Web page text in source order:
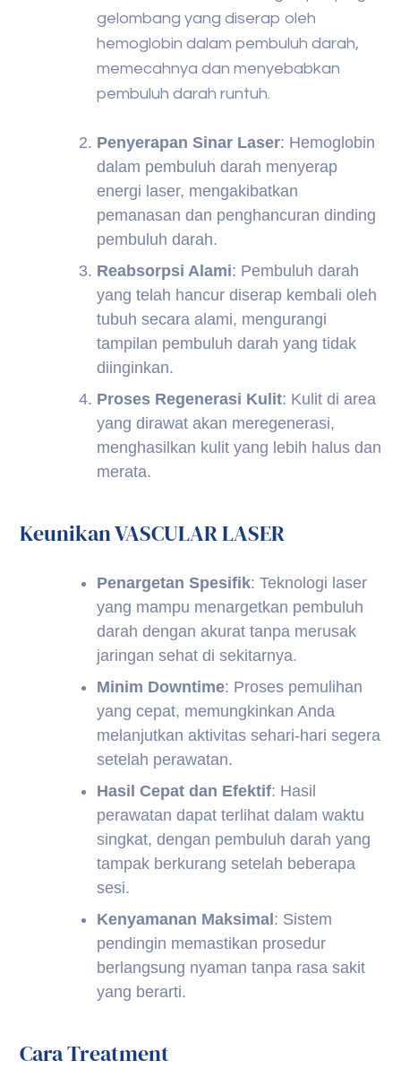
gelombang yang diserap oleh
hemoglobin dalam pembuluh darah,
memecahnya dan menyebabkan
pembuluh darah runtuh.
Penyerapan Sinar Laser: Hemoglobin
dalam pembuluh darah menyerap
energi laser, mengakibatkan
pemanasan dan penghancuran dinding
pembuluh darah.
Reabsorpsi Alami: Pembuluh darah
yang telah hancur diserap kembali oleh
tubuh secara alami, mengurangi
tampilan pembuluh darah yang tidak
diinginkan.
Proses Regenerasi Kulit: Kulit di area
yang dirawat akan meregenerasi,
menghasilkan kulit yang lebih halus dan
merata.
Keunikan VASCULAR LASER
Penargetan Spesifik: Teknologi laser
yang mampu menargetkan pembuluh
darah dengan akurat tanpa merusak
jaringan sehat di sekitarnya.
Minim Downtime: Proses pemulihan
yang cepat, memungkinkan Anda
melanjutkan aktivitas sehari-hari segera
setelah perawatan.
Hasil Cepat dan Efektif: Hasil
perawatan dapat terlihat dalam waktu
singkat, dengan pembuluh darah yang
tampak berkurang setelah beberapa
sesi.
Kenyamanan Maksimal: Sistem
pendingin memastikan prosedur
berlangsung nyaman tanpa rasa sakit
yang berarti.
Cara Treatment